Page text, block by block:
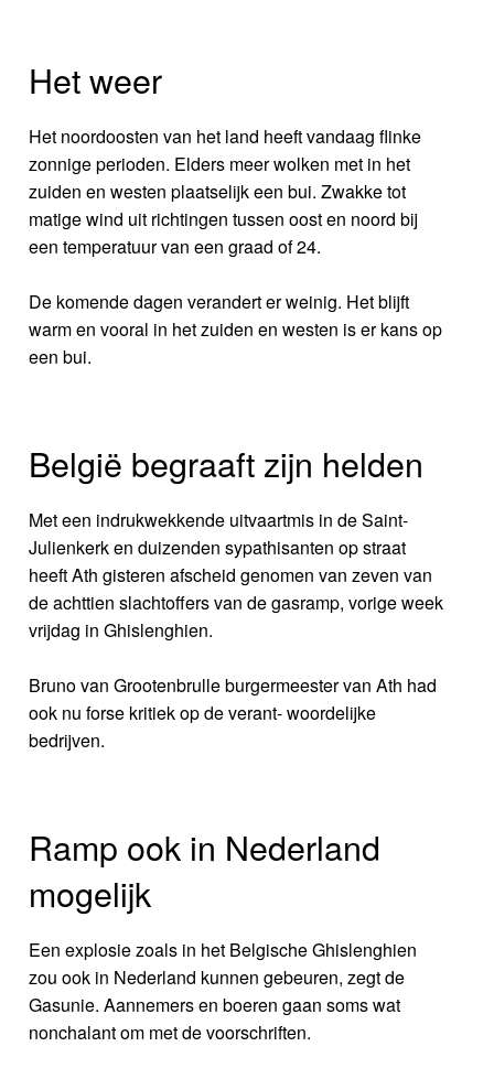
Het weer
Het noordoosten van het land heeft vandaag flinke
zonnige perioden. Elders meer wolken met in het
zuiden en westen plaatselijk een bui. Zwakke tot
matige wind uit richtingen tussen oost en noord bij
een temperatuur van een graad of 24.
De komende dagen verandert er weinig. Het blijft
warm en vooral in het zuiden en westen is er kans op
een bui.
België begraaft zijn helden
Met een indrukwekkende uitvaartmis in de Saint-
Julienkerk en duizenden sypathisanten op straat
heeft Ath gisteren afscheid genomen van zeven van
de achttien slachtoffers van de gasramp, vorige week
vrijdag in Ghislenghien.
Bruno van Grootenbrulle burgermeester van Ath had
ook nu forse kritiek op de verant- woordelijke
bedrijven.
Ramp ook in Nederland
mogelijk
Een explosie zoals in het Belgische Ghislenghien
zou ook in Nederland kunnen gebeuren, zegt de
Gasunie. Aannemers en boeren gaan soms wat
nonchalant om met de voorschriften.